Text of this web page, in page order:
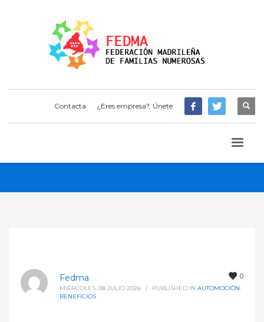
Contacta ¿Eres empresa?, Únete
0
Fedma
MIÉRCOLES, 08 JULIO 2026 / PUBLISHED IN AUTOMOCIÓN
BENEFICIOS